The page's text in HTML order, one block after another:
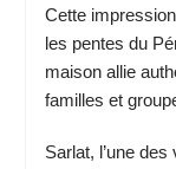
Cette
les pentes du
maison allie
familles et
Sarlat, l’une